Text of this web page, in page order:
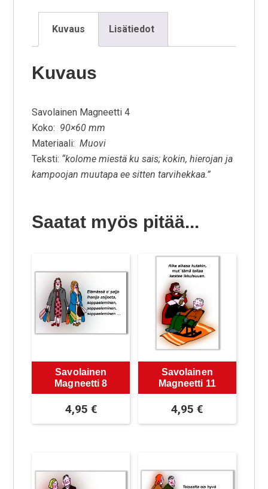
Kuvaus Lisätiedot
Kuvaus
Savolainen Magneetti 4
Koko: 90×60 mm
Materiaali:Muovi
Teksti: “kolome miestä ku sais; kokin, hierojan ja
kampoojan muutapa ee sitten tarvihekkaa.”
Saatat myös pitää...
Savolainen
Magneetti 8
4,95 €
Savolainen
Magneetti 11
4,95€